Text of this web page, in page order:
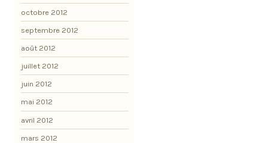
octobre 2012
septembre 2012
août 2012
juillet 2012
juin 2012
mai 2012
avril 2012
mars 2012